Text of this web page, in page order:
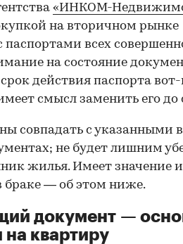
«ИНКОМ-
на вторичном рынке
паспортами всех
на состояние
действия паспорта
смысл заменить его до
совпадать с указанными в
не будет лишним
жилья. Имеет значение и
— об этом ниже.
документ —
на квартиру